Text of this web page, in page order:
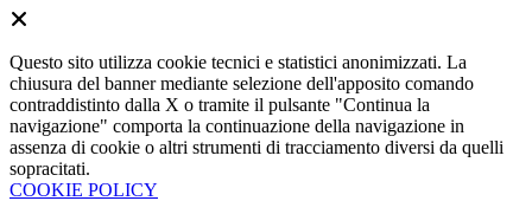
Questo sito utilizza cookie tecnici e statistici anonimizzati. La
chiusura del banner mediante selezione dell'apposito comando
contraddistinto dalla X o tramite il pulsante "Continua la
navigazione" comporta la continuazione della navigazione in
assenza di cookie o altri strumenti di tracciamento diversi da quelli
sopracitati.
COOKIE POLICY